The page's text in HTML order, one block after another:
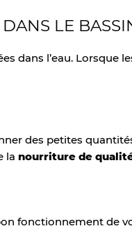
LE
dans l’eau. Lorsque
des petites
la nourriture de
fonctionnement de